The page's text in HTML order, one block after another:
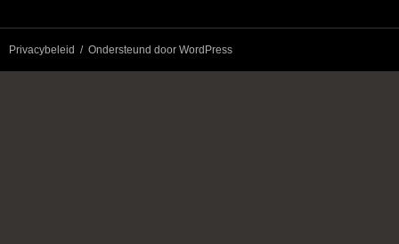
Privacybeleid Ondersteund door WordPress